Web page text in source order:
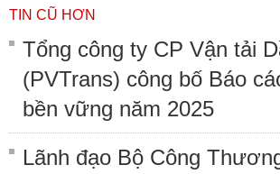
TIN CŨ HƠN
Tổng công ty CP Vận tải
(PVTrans) công bố Báo
bền vững năm 2025
Lãnh đạo Bộ Công